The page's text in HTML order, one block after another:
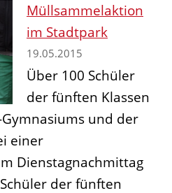
Müllsammelaktion
im Stadtpark
19.05.2015
Über 100 Schüler
der fünften Klassen
und der
einer
Dienstagnachmittag
der fünften